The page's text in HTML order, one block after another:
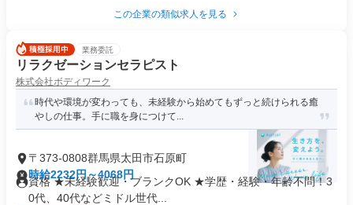
この企業の類似求人を見る
業務委託
リラクゼーションセラピスト
株式会社ボディワーク
時代や環境が変わっても、未経験から始めてもずっと続けられる癒
やしの仕事。手に職を身につけて...
〒373-0808群馬県太田市石原町
時給2232円～4068円
資格 ★未経験歓迎・ブランクOK ★学歴・経験・年齢不問！3
0代、40代などミドル世代...